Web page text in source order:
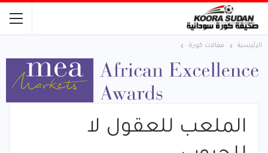
الرئيسية مقالات كورة
الملعب للعقول لا